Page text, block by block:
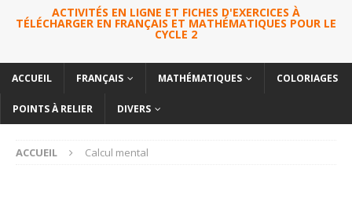
ACTIVITÉS EN LIGNE ET FICHES D'EXERCICES À
TÉLÉCHARGER EN FRANÇAIS ET MATHÉMATIQUES POUR LE
CYCLE 2
ACCUEIL FRANÇAIS MATHÉMATIQUES COLORIAGES
POINTS À RELIER DIVERS
ACCUEIL Calcul mental